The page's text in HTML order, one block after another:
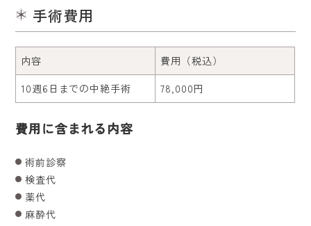
手術費用
内容
費用（税込）
10週6日までの中絶手術
78,000円
費用に含まれる内容
術前診察
検査代
薬代
麻酔代